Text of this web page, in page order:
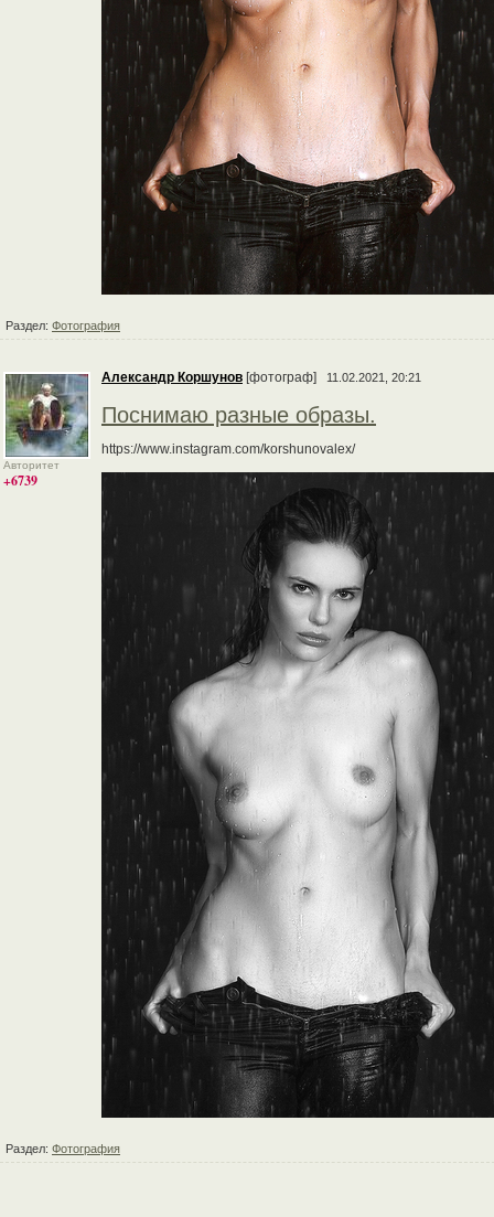
Раздел: Фотография
Авторитет
+6739
Александр Коршунов [фотограф] 11.02.2021, 20:21
Поснимаю разные образы.
https://www.instagram.com/korshunovalex/
Раздел: Фотография